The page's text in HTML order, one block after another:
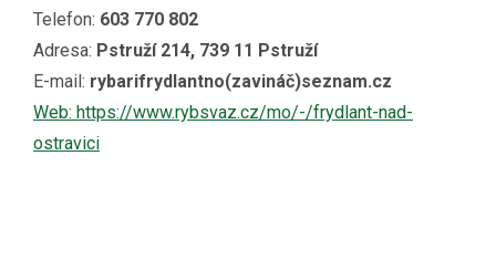
Telefon: 603 770 802
Adresa: Pstruží 214, 739 11 Pstruží
E-mail: rybarifrydlantno(zavináč)seznam.cz
Web: https://www.rybsvaz.cz/mo/-/frydlant-nad-
ostravici